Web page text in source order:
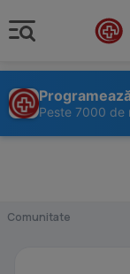
Peste 7000 de
Comunitate